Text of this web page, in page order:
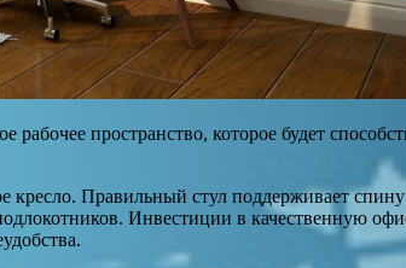
пространство, которое будет
кресло. Правильный стул поддерживает
Инвестиции в качественную